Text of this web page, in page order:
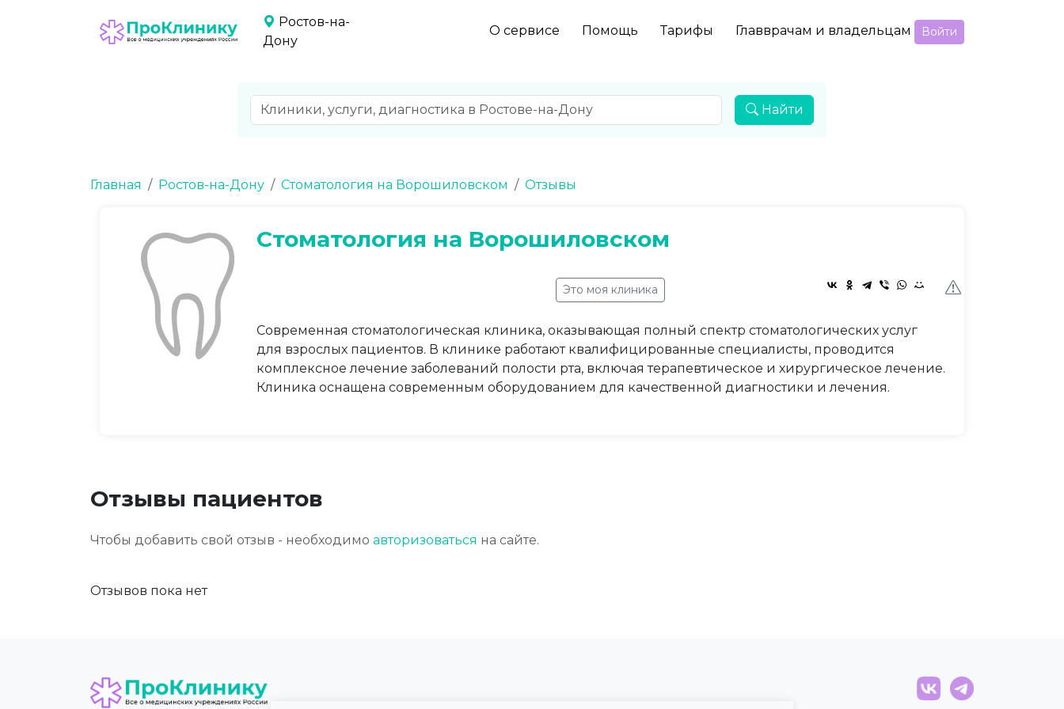
Ростов-на-
Дону
О сервисе Помощь Тарифы Главврачам и владельцам Войти
Найти
Главная Ростов-на-Дону Стоматология на Ворошиловском Отзывы
Стоматология на Ворошиловском
Это моя клиника
Современная стоматологическая клиника, оказывающая полный спектр стоматологических услуг
для взрослых пациентов. В клинике работают квалифицированные специалисты, проводится
комплексное лечение заболеваний полости рта, включая терапевтическое и хирургическое лечение.
Клиника оснащена современным оборудованием для качественной диагностики и лечения.
Отзывы пациентов
Чтобы добавить свой отзыв - необходимо авторизоваться на сайте.
Отзывов пока нет